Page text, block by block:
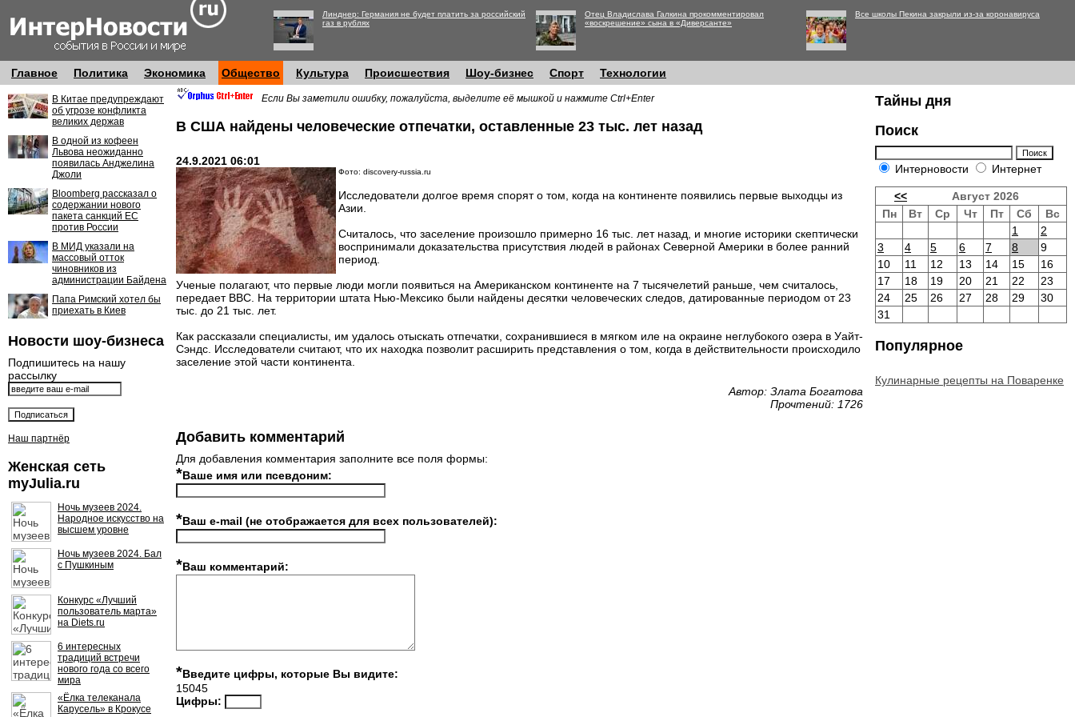
Линднер: Германия не будет платить за российский
газ в рублях
Отец Владислава Галкина прокомментировал
«воскрешение» сына в «Диверсанте»
Все школы Пекина закрыли из-за коронавируса
Главное Политика Экономика Общество Культура Происшествия Шоу-бизнес Спорт Технологии
В Китае предупреждают
об угрозе конфликта
великих держав
В одной из кофеен
Львова неожиданно
появилась Анджелина
Джоли
Bloomberg рассказал о
содержании нового
пакета санкций ЕС
против России
В МИД указали на
массовый отток
чиновников из
администрации Байдена
Папа Римский хотел бы
приехать в Киев
Новости шоу-бизнеса
Подпишитесь на нашу
рассылку
Наш партнёр
Женская сеть
myJulia.ru
Ночь музеев 2024.
Народное искусство на
высшем уровне
Ночь музеев 2024. Бал
с Пушкиным
Конкурс «Лучший
пользователь марта»
на Diets.ru
6 интересных
традиций встречи
нового года со всего
мира
«Ёлка телеканала
Карусель» в Крокусе
Если Вы заметили ошибку, пожалуйста, выделите её мышкой и нажмите Ctrl+Enter
В США найдены человеческие отпечатки, оставленные 23 тыс. лет назад
24.9.2021 06:01
Фото: discovery-russia.ru
Исследователи долгое время спорят о том, когда на континенте появились первые выходцы из
Азии.
Считалось, что заселение произошло примерно 16 тыс. лет назад, и многие историки скептически
воспринимали доказательства присутствия людей в районах Северной Америки в более ранний
период.
Ученые полагают, что первые люди могли появиться на Американском континенте на 7 тысячелетий раньше, чем считалось,
передает BBC. На территории штата Нью-Мексико были найдены десятки человеческих следов, датированные периодом от 23
тыс. до 21 тыс. лет.
Как рассказали специалисты, им удалось отыскать отпечатки, сохранившиеся в мягком иле на окраине неглубокого озера в Уайт-
Сэндс. Исследователи считают, что их находка позволит расширить представления о том, когда в действительности происходило
заселение этой части континента.
Автор: Злата Богатова
Прочтений: 1726
Добавить комментарий
Для добавления комментария заполните все поля формы:
*Ваше имя или псевдоним:
*Ваш e-mail (не отображается для всех пользователей):
*Ваш комментарий:
*Введите цифры, которые Вы видите:
15045
Цифры:
Тайны дня
Поиск
Интерновости Интернет
<<
Август 2026
Пн
Вт Ср Чт Пт Сб
Вс
1
2
3
4 5 6 7 8
9
10
11 12 13 14 15
16
17
18 19 20 21 22
23
24
25 26 27 28 29
30
31
Популярное
Кулинарные рецепты на Поваренке